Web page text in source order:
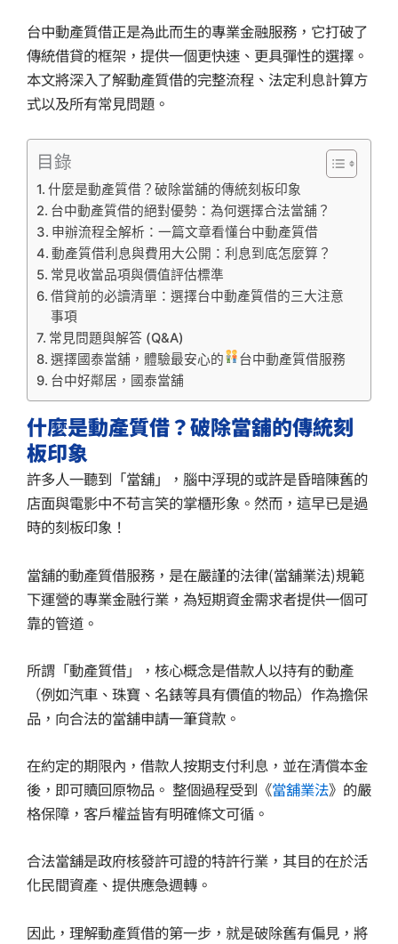
台中動產質借正是為此而生的專業金融服務，它打破了
傳統借貸的框架，提供一個更快速、更具彈性的選擇。
本文將深入了解動產質借的完整流程、法定利息計算方
式以及所有常見問題。
目錄
什麼是動產質借？破除當舖的傳統刻板印象
台中動產質借的絕對優勢：為何選擇合法當舖？
申辦流程全解析：一篇文章看懂台中動產質借
動產質借利息與費用大公開：利息到底怎麼算？
常見收當品項與價值評估標準
借貸前的必讀清單：選擇台中動產質借的三大注意
事項
常見問題與解答 (Q&A)
選擇國泰當舖，體驗最安心的
台中動產質借服務
台中好鄰居，國泰當舖
什麼是動產質借？破除當舖的傳統刻
板印象
許多人一聽到「當舖」，腦中浮現的或許是昏暗陳舊的
店面與電影中不苟言笑的掌櫃形象。然而，這早已是過
時的刻板印象！
當舖的動產質借服務，是在嚴謹的法律(當舖業法)規範
下運營的專業金融行業，為短期資金需求者提供一個可
靠的管道。
所謂「動產質借」，核心概念是借款人以持有的動產
（例如汽車、珠寶、名錶等具有價值的物品）作為擔保
品，向合法的當舖申請一筆貸款。
在約定的期限內，借款人按期支付利息，並在清償本金
後，即可贖回原物品。 整個過程受到《當舖業法》的嚴
格保障，客戶權益皆有明確條文可循。
合法當舖是政府核發許可證的特許行業，其目的在於活
化民間資產、提供應急週轉。
因此，理解動產質借的第一步，就是破除舊有偏見，將